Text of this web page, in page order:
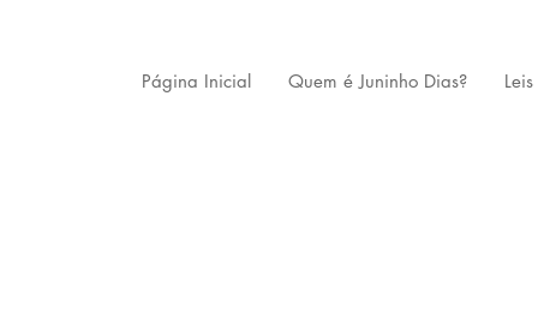
Página Inicial Quem é Juninho Dias?